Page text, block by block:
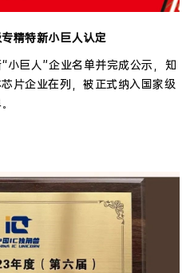
精特新小巨人认定
小巨人”企业名单并完成公示，知
片企业在列，被正式纳入国家级